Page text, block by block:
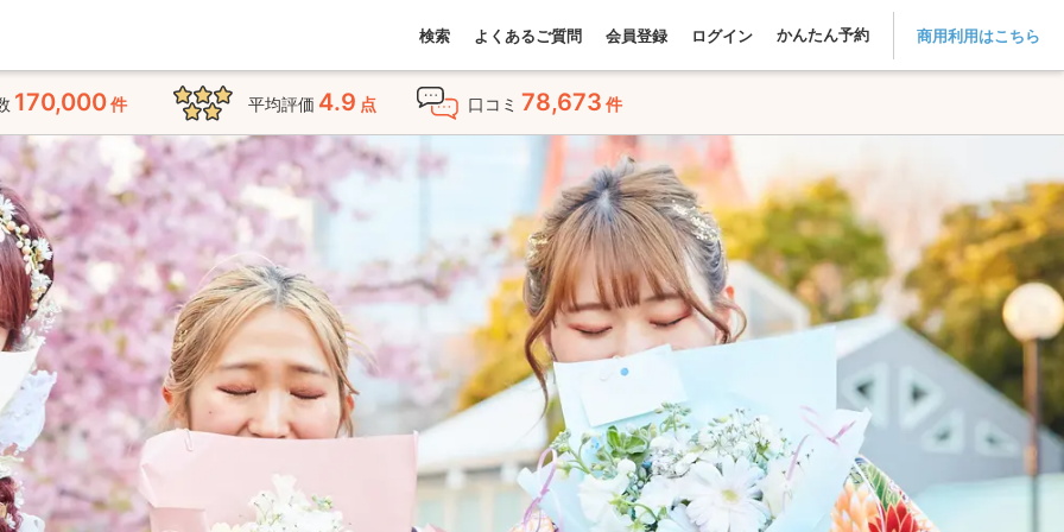
検索 よくあるご質問 会員登録 ログイン かんたん予約 商用利用はこちら
170,000件 平均評価 4.9 点 口コミ 78,673 件